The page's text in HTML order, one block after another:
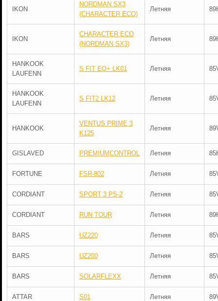
IKON
NORDMAN SX3
(CHARACTER ECO)
Летняя
IKON
CHARACTER ECO
(NORDMAN SX3)
Летняя
HANKOOK
LAUFENN
S FIT EQ+ LK01 Летняя
HANKOOK
LAUFENN
S FIT2 LK12 Летняя
HANKOOK
VENTUS PRIME 3
K125
Летняя
GISLAVED PREMIUMCONTROL Летняя
FORTUNE FSR-802 Летняя
CORDIANT SPORT 3 PS-2 Летняя
CORDIANT RUN TOUR Летняя
BARS UZ220 Летняя
BARS UZ200 Летняя
BARS SOLARFLEXX Летняя
ATTAR S01 Летняя